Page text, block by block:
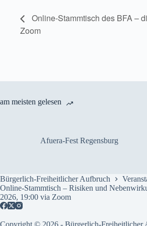
Online-Stammtisch des BFA –
Zoom
am meisten gelesen
Afuera-Fest Regensburg
Bürgerlich-Freiheitlicher Aufbruch
Online-Stammtisch – Risiken und
2026, 19:00 via Zoom